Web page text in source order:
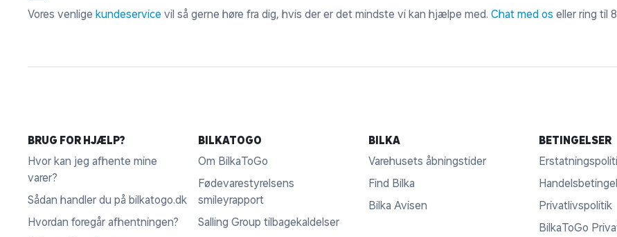
Vores venlige kundeservice vil så gerne høre fra dig, hvis der er det mindste vi kan hjælpe med. Chat med os eller ring til
BRUG FOR HJÆLP?
Hvor kan jeg afhente mine
varer?
Sådan handler du på bilkatogo.dk
Hvordan foregår afhentningen?
BILKATOGO
Om BilkaToGo
Fødevarestyrelsens
smileyrapport
Salling Group tilbagekaldelser
BILKA
Varehusets åbningstider
Find Bilka
Bilka Avisen
BETINGELSER
Privatlivspolitik
BilkaToGo